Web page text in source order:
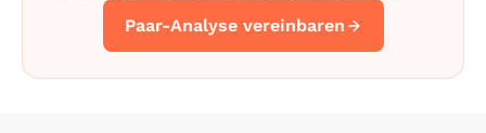
Paar-Analyse vereinbaren